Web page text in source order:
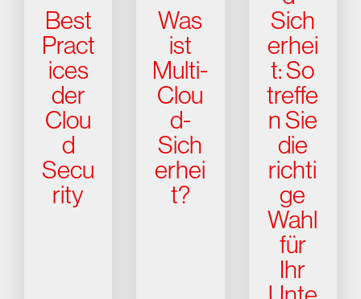
Best
Pract
ices
der
Clou
d
Secu
rity
Was
ist
Multi-
Clou
d-
Sich
erhei
t?
Sich
erhei
t: So
treffe
n Sie
die
richti
ge
Wahl
für
Ihr